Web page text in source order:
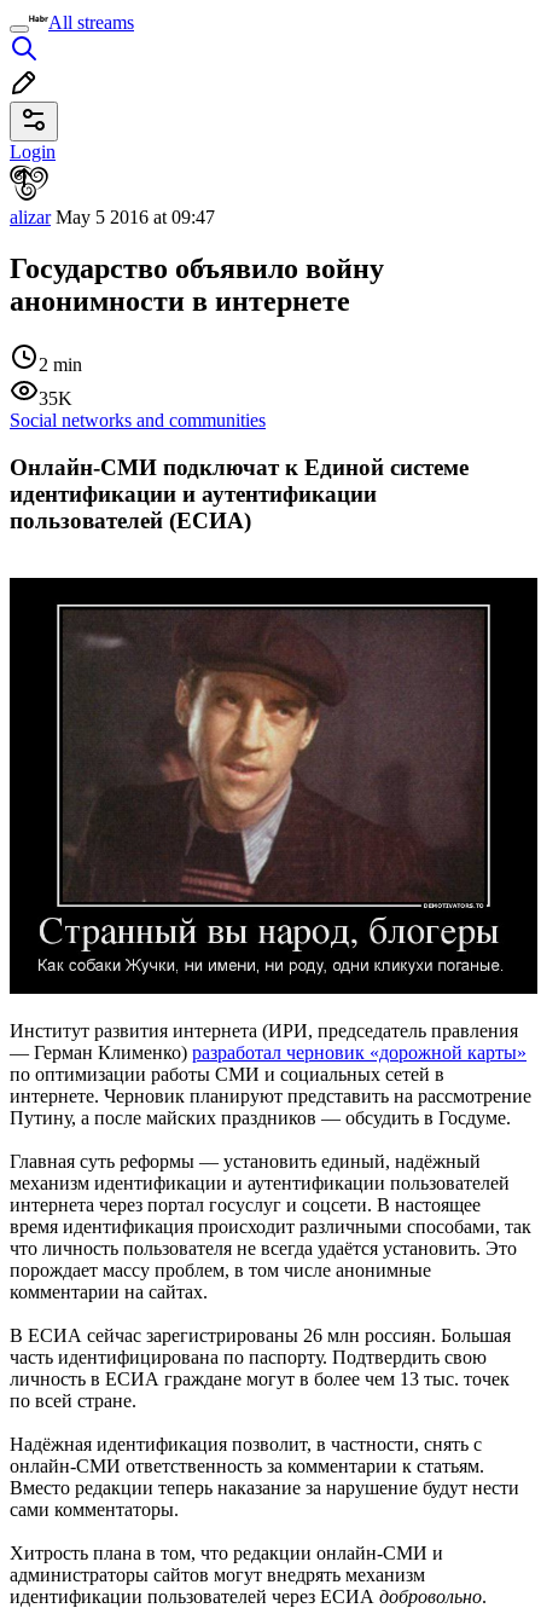
All streams
Login
alizarMay 5 2016 at 09:47
Государство объявило войну
анонимности в интернете
2 min
35K
Social networks and communities
Онлайн-СМИ подключат к Единой системе
идентификации и аутентификации
пользователей (ЕСИА)
Институт развития интернета (ИРИ, председатель правления
— Герман Клименко) разработал черновик «дорожной карты»
по оптимизации работы СМИ и социальных сетей в
интернете. Черновик планируют представить на рассмотрение
Путину, а после майских праздников — обсудить в Госдуме.
Главная суть реформы — установить единый, надёжный
механизм идентификации и аутентификации пользователей
интернета через портал госуслуг и соцсети. В настоящее
время идентификация происходит различными способами, так
что личность пользователя не всегда удаётся установить. Это
порождает массу проблем, в том числе анонимные
комментарии на сайтах.
В ЕСИА сейчас зарегистрированы 26 млн россиян. Большая
часть идентифицирована по паспорту. Подтвердить свою
личность в ЕСИА граждане могут в более чем 13 тыс. точек
по всей стране.
Надёжная идентификация позволит, в частности, снять с
онлайн-СМИ ответственность за комментарии к статьям.
Вместо редакции теперь наказание за нарушение будут нести
сами комментаторы.
Хитрость плана в том, что редакции онлайн-СМИ и
администраторы сайтов могут внедрять механизм
идентификации пользователей через ЕСИА добровольно.